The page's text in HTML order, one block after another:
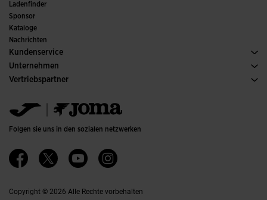
Fussball
Hallenfussball
Ausschüsse und Verbände
Sonderausgaben
Ladenfinder
Sponsor
Kataloge
Nachrichten
Kundenservice
Kaufbedingungen
Transport und Lieferung
FAQs
Unternehmen
Kataloge
Ethischer Kanal
Qualitäts- und Umweltpolitik
Jobs & Karriere
Ethics Channel
Vertriebspartner
Jomanet
Marketing-Bereich
Kontakt aufnehmen
Folgen sie uns in den sozialen netzwerken
Copyright © 2026 Alle Rechte vorbehalten